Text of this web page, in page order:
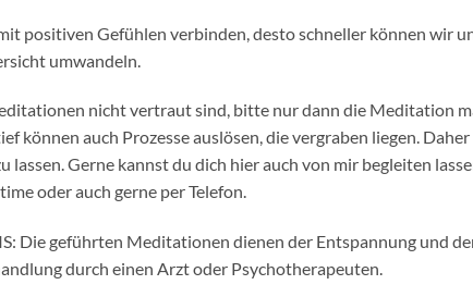
positiven Gefühlen verbinden, desto schneller können wir
umwandeln.
nicht vertraut sind, bitte nur dann die Meditation
können auch Prozesse auslösen, die vergraben liegen.
lassen. Gerne kannst du dich hier auch von mir begleiten
oder auch gerne per Telefon.
Die geführten Meditationen dienen der Entspannung und
durch einen Arzt oder Psychotherapeuten.